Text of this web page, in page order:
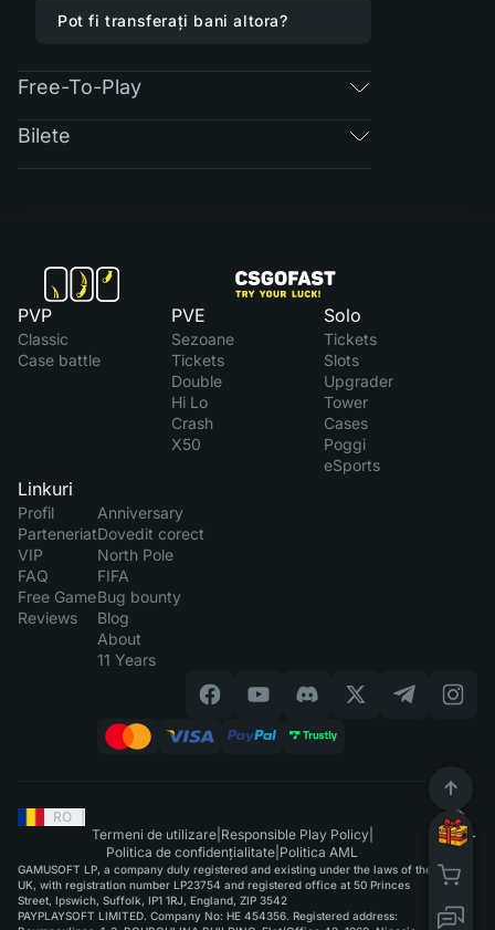
Pot fi transferați bani altora?
Free-To-Play
Bilete
PVP
Classic
Case battle
PVE
Sezoane
Tickets
Double
Hi Lo
Crash
X50
Solo
Tickets
Slots
Upgrader
Tower
Cases
Poggi
eSports
Linkuri
Profil
Parteneriat
VIP
FAQ
Free Game
Reviews
Anniversary
Dovedit corect
North Pole
FIFA
Bug bounty
Blog
About
11 Years
RO
Termeni de utilizare| Responsible Play Policy|
Politica de confidențialitate Politica AML
GAMUSOFT LP, a company duly registered and existing under the laws of the
UK, with registration number LP23754 and registered office at 50 Princes
Street, Ipswich, Suffolk, IP1 1RJ, England, ZIP 3542
PAYPLAYSOFT LIMITED. Company No: HE 454356. Registered address: